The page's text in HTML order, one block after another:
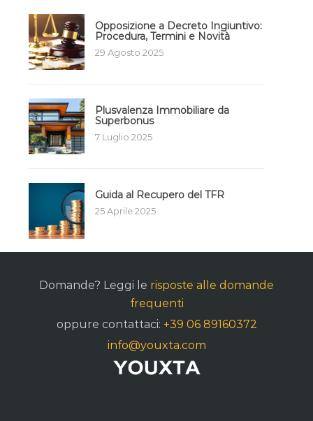
Opposizione a Decreto Ingiuntivo:
Procedura, Termini e Novità
29 Agosto 2025
Plusvalenza Immobiliare da
Superbonus
7 Luglio 2025
Guida al Recupero del TFR
25 Aprile 2025
Domande? Leggi le risposte alle domande
frequenti
oppure contattaci: +39 06 89160372
info@youxta.com